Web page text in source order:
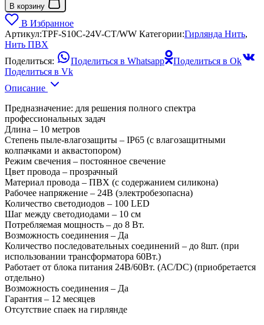
В корзину
В Избранное
Артикул:TPF-S10C-24V-CT/WW Категории:Гирлянда Нить,
Нить ПВХ
Поделиться:
Поделиться в Whatsapp
Поделиться в Ok
Поделиться в Vk
Описание
Предназначение: для решения полного спектра
профессиональных задач
Длина – 10 метров
Степень пыле-влагозащиты – IP65 (с влагозащитными
колпачками и аквастопором)
Режим свечения – постоянное свечение
Цвет провода – прозрачный
Материал провода – ПВХ (с содержанием силикона)
Рабочее напряжение – 24В (электробезопасна)
Количество светодиодов – 100 LED
Шаг между светодиодами – 10 см
Потребляемая мощность – до 8 Вт.
Возможность соединения – Да
Количество последовательных соединений – до 8шт. (при
использовании трансформатора 60Вт.)
Работает от блока питания 24В/60Вт. (АС/DC) (приобретается
отдельно)
Возможность соединения – Да
Гарантия – 12 месяцев
Отсутствие спаек на гирлянде